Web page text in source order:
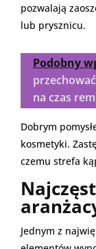
pozwalają
lub prysznicu.
Podobny
na czas
Dobrym
kosmetyki.
czemu strefa
Jednym z